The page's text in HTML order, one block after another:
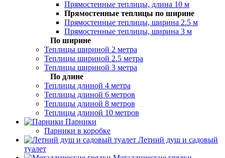
Прямостенные теплицы, длина 10 м
Прямостенные теплицы по ширине
Прямостенные теплицы, ширина 2.5 м
Прямостенные теплицы, ширина 3 м
По ширине
Теплицы шириной 2 метра
Теплицы шириной 2.5 метра
Теплицы шириной 3 метра
По длине
Теплицы длиной 4 метра
Теплицы длиной 6 метров
Теплицы длиной 8 метров
Теплицы длиной 10 метров
Парники
Парники в коробке
Летний душ и садовый
туалет